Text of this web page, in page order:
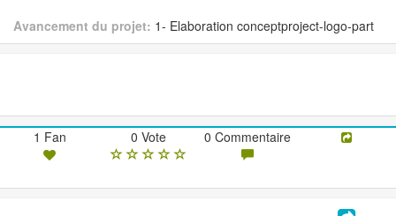
Avancement du projet: 1- Elaboration conceptproject-logo-part
1 Fan 0 Vote 0 Commentaire